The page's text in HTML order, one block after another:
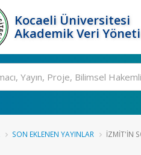
Kocaeli Üniversitesi
Akademik Veri
SON EKLENEN YAYINLAR İZMİT'İN